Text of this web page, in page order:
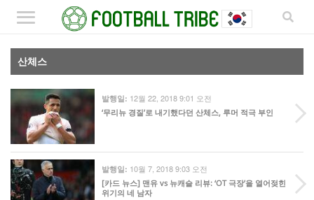
산체스
발행일: 12월 22, 2018 9:01 오전
‘무리뉴 경질’로 내기했다던 산체스, 루머 적극 부인
발행일: 10월 7, 2018 9:03 오전
[카드 뉴스] 맨유 vs 뉴캐슬 리뷰: ‘OT 극장’을 열어젖힌
위기의 네 남자